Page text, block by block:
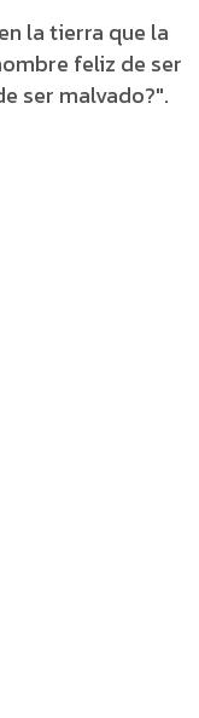
la tierra que la
feliz de ser
ser malvado?".